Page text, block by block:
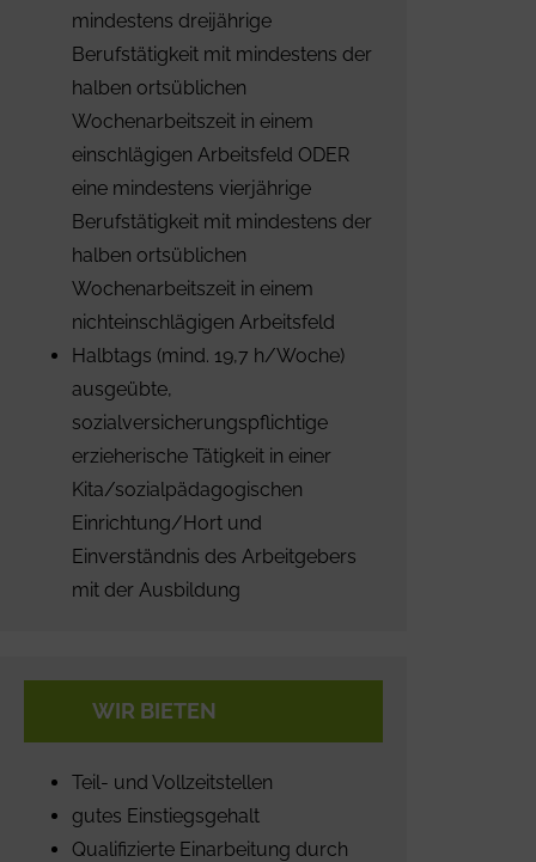
mindestens dreijährige
Berufstätigkeit mit mindestens der
halben ortsüblichen
Wochenarbeitszeit in einem
einschlägigen Arbeitsfeld ODER
eine mindestens vierjährige
Berufstätigkeit mit mindestens der
halben ortsüblichen
Wochenarbeitszeit in einem
nichteinschlägigen Arbeitsfeld
Halbtags (mind. 19,7 h/Woche)
ausgeübte,
sozialversicherungspflichtige
erzieherische Tätigkeit in einer
Kita/sozialpädagogischen
Einrichtung/Hort und
Einverständnis des Arbeitgebers
mit der Ausbildung
WIR BIETEN
Teil- und Vollzeitstellen
gutes Einstiegsgehalt
Qualifizierte Einarbeitung durch